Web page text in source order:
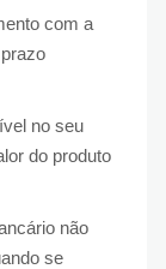
com a
no seu
do produto
não
se